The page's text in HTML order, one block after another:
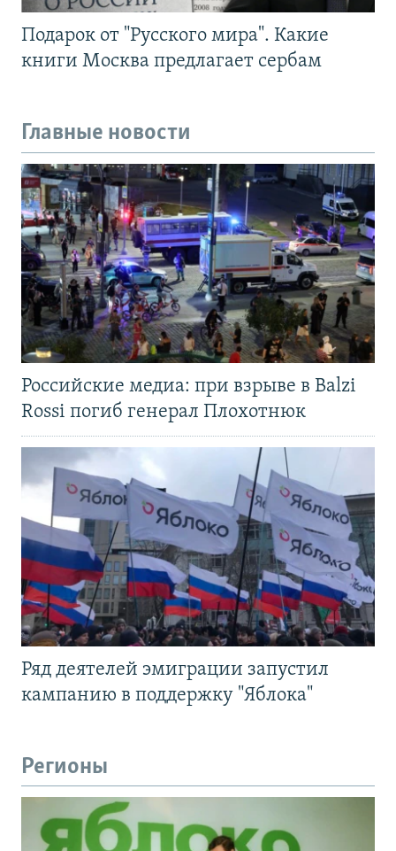
Подарок от "Русского мира". Какие
книги Москва предлагает сербам
Главные новости
Российские медиа: при взрыве в Balzi
Rossi погиб генерал Плохотнюк
Ряд деятелей эмиграции запустил
кампанию в поддержку "Яблока"
Регионы